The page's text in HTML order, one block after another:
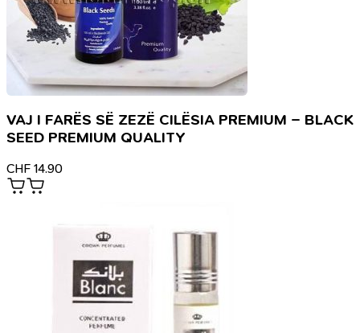
VAJ I FARËS SË ZEZË CILËSIA PREMIUM – BLACK
SEED PREMIUM QUALITY
CHF 14.90